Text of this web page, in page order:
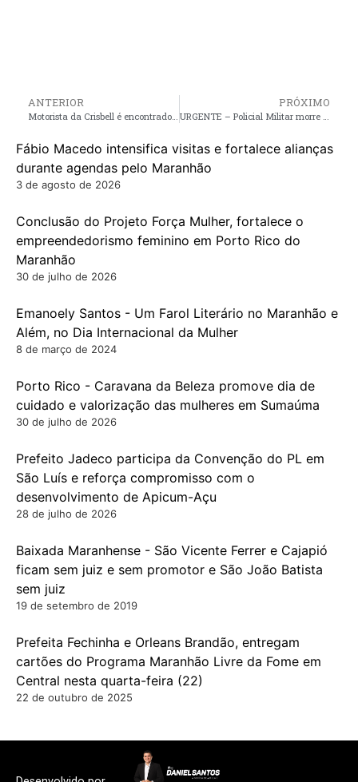
ANTERIOR PRÓXIMO
Fábio Macedo intensifica visitas e fortalece alianças
durante agendas pelo Maranhão
3 de agosto de 2026
Conclusão do Projeto Força Mulher, fortalece o
empreendedorismo feminino em Porto Rico do
Maranhão
30 de julho de 2026
Emanoely Santos - Um Farol Literário no Maranhão e
Além, no Dia Internacional da Mulher
8 de março de 2024
Porto Rico - Caravana da Beleza promove dia de
cuidado e valorização das mulheres em Sumaúma
30 de julho de 2026
Prefeito Jadeco participa da Convenção do PL em
São Luís e reforça compromisso com o
desenvolvimento de Apicum-Açu
28 de julho de 2026
Baixada Maranhense - São Vicente Ferrer e Cajapió
ficam sem juiz e sem promotor e São João Batista
sem juiz
19 de setembro de 2019
Prefeita Fechinha e Orleans Brandão, entregam
cartões do Programa Maranhão Livre da Fome em
Central nesta quarta-feira (22)
22 de outubro de 2025